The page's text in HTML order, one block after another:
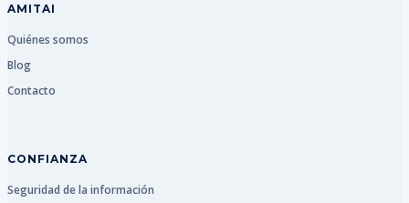
AMITAI
Quiénes somos
Blog
Contacto
CONFIANZA
Seguridad de la información